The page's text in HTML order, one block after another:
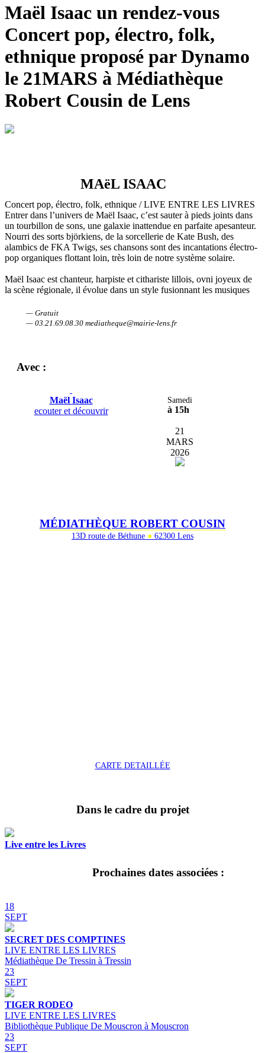
Maël Isaac un rendez-vous
Concert pop, électro, folk,
ethnique proposé par Dynamo
le 21MARS à Médiathèque
Robert Cousin de Lens
MAëL ISAAC
Concert pop, électro, folk, ethnique / LIVE ENTRE LES LIVRES
Entrer dans l’univers de Maël Isaac, c’est sauter à pieds joints dans
un tourbillon de sons, une galaxie inattendue en parfaite apesanteur.
Nourri des sorts björkiens, de la sorcellerie de Kate Bush, des
alambics de FKA Twigs, ses chansons sont des incantations électro-
pop organiques flottant loin, très loin de notre système solaire.
Maël Isaac est chanteur, harpiste et cithariste lillois, ovni joyeux de
la scène régionale, il évolue dans un style fusionnant les musiques
— Gratuit
— 03.21.69.08.30 mediatheque@mairie-lens.fr
Avec :
Maël Isaac
ecouter et découvrir
Samedi
à 15h
21
MARS
2026
MÉDIATHÈQUE ROBERT COUSIN
13D route de Béthune ● 62300 Lens
CARTE DETAILLÉE
Dans le cadre du projet
Live entre les Livres
Prochaines dates associées :
18
SEPT
SECRET DES COMPTINES
LIVE ENTRE LES LIVRES
Médiathèque De Tressin à Tressin
23
SEPT
TIGER RODEO
LIVE ENTRE LES LIVRES
Bibliothèque Publique De Mouscron à Mouscron
23
SEPT